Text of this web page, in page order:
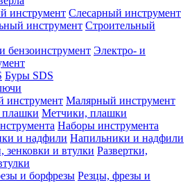
Слесарный инструмент
Строительный
Электро- и
Буры SDS
Малярный инструмент
Метчики, плашки
Наборы инструмента
Напильники и надфили
Развертки,
Резцы, фрезы и